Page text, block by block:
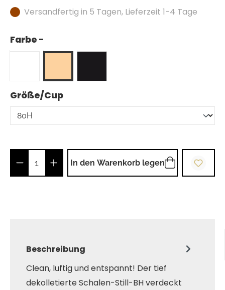
Versandfertig in 5 Tagen, Lieferzeit 1-4 Tage
Farbe -
Größe/Cupauswählen
Produkt Anzahl: Gib den gewünschten
In den Warenkorb legen
Beschreibung
Clean, luftig und entspannt! Der tief
dekolletierte Schalen-Still-BH verdeckt